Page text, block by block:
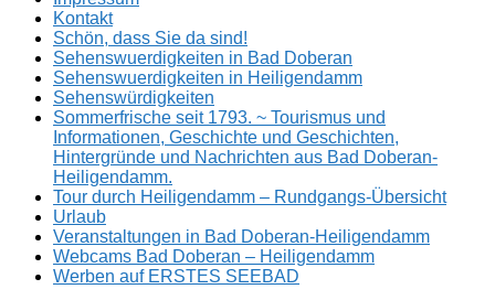
Kontakt
Schön, dass Sie da sind!
Sehenswuerdigkeiten in Bad Doberan
Sehenswuerdigkeiten in Heiligendamm
Sehenswürdigkeiten
Sommerfrische seit 1793. ~ Tourismus und
Informationen, Geschichte und Geschichten,
Hintergründe und Nachrichten aus Bad Doberan-
Heiligendamm.
Tour durch Heiligendamm – Rundgangs-Übersicht
Urlaub
Veranstaltungen in Bad Doberan-Heiligendamm
Webcams Bad Doberan – Heiligendamm
Werben auf ERSTES SEEBAD